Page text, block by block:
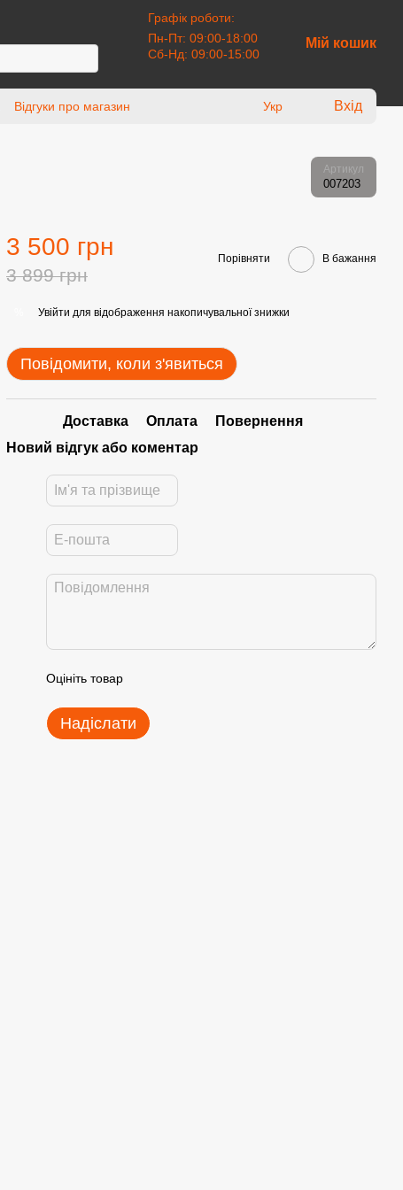
Графік роботи:
Пн-Пт: 09:00-18:00
Сб-Нд: 09:00-15:00
Мій кошик
Відгуки про магазин Укр Вхід
Артикул
007203
3 500 грн
3 899 грн
Порівняти В бажання
Увійти для відображення накопичувальної знижки
Повідомити, коли з'явиться
Доставка Оплата
Повернення
Новий відгук або коментар
Оцініть товар
Надіслати